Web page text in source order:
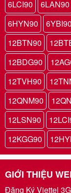
6LCI90
6LAN90
6HYN90
6YBI90
12BTN90
12BDG90
12TVH90
12QNM90
12LSN90
12KGG90
GIỚI THIỆU
Đăng Ký Viettel